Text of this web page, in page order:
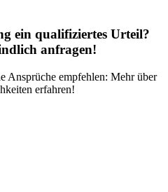
ein qualifiziertes Urteil?
anfragen!
Ansprüche empfehlen: Mehr über
erfahren!